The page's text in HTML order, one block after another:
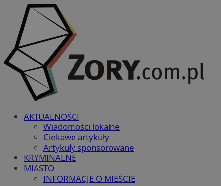
AKTUALNOŚCI
Wiadomości lokalne
Ciekawe artykuły
Artykuły sponsorowane
KRYMINALNE
MIASTO
INFORMACJE O MIEŚCIE